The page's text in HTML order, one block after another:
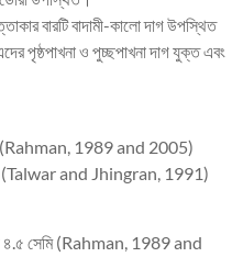
বারটি বাদামী-কালো দাগ উপস্থিত
ও পুচ্ছপাখনা দাগ যুক্ত এবং
1989 and 2005)
and Jhingran, 1991)
৪.৫ সেমি (Rahman, 1989 and